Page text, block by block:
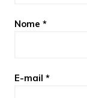
Nome *
E-mail *